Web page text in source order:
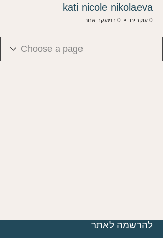
kati nicole nikolaeva
0 עוקבים 0 במעקב אחר
להרשמה לאתר